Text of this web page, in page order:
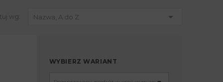
wg: Nazwa, A do Z 
WYBIERZ WARIANT